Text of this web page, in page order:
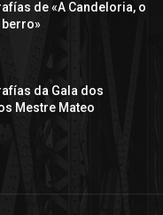
de «A Candeloria, o
da Gala dos
Mestre Mateo